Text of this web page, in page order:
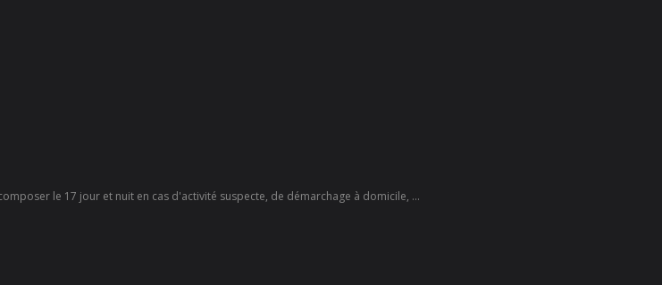
le 17 jour et nuit en cas d'activité suspecte, de démarchage à domicile, ...